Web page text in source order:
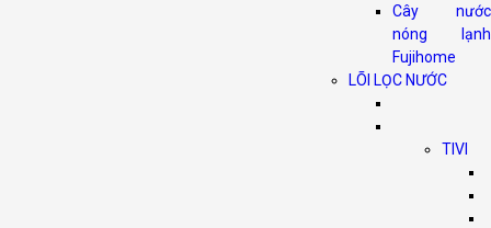
Cây nước
nóng lạnh
Fujihome
LÕI LỌC NƯỚC
TIVI